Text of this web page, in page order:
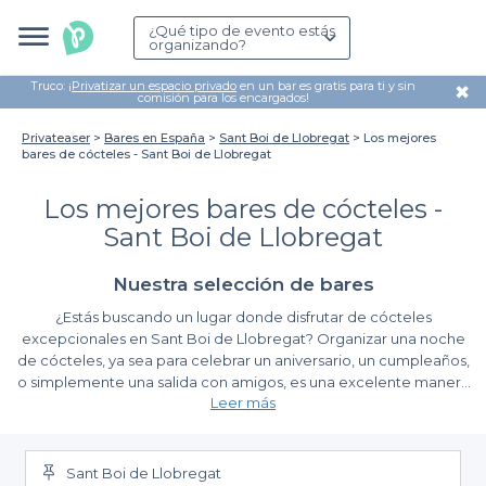
¿Qué tipo de evento estás
organizando?
Truco: ¡Privatizar un espacio privado en un bar es gratis para ti y sin
comisión para los encargados! ✖
Privateaser Bares en España Sant Boi de Llobregat
Los mejores
bares de cócteles - Sant Boi de Llobregat
Los mejores bares de cócteles -
Sant Boi de Llobregat
Nuestra selección de bares
¿Estás buscando un lugar donde disfrutar de cócteles
excepcionales en Sant Boi de Llobregat? Organizar una noche
de cócteles, ya sea para celebrar un aniversario, un cumpleaños,
o simplemente una salida con amigos, es una excelente manera
de relajarse y disfrutar. Nosotros en Privateaser sabemos que la
experiencia de tu evento.
La simplicidad de reservar con Privateaser
Aprovecha la plataforma de Privateaser para encontrar los
Leer más
Sant Boi de Llobregat